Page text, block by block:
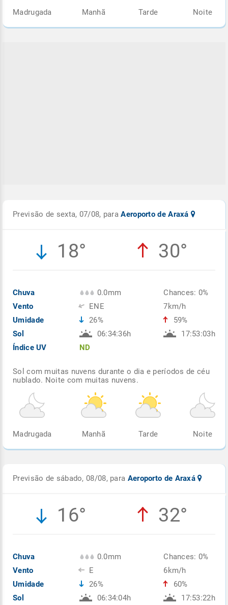
Madrugada Manhã Tarde Noite
Previsão de sexta, 07/08, paraAeroporto de Araxá
18° 30°
Chuva
Vento
Umidade
Sol
Índice UV
0.0mm
ENE
26%
06:34:36h
ND
Chances: 0%
7km/h
59%
17:53:03h
Sol com muitas nuvens durante o dia e períodos de céu
nublado. Noite com muitas nuvens.
Madrugada Manhã Tarde Noite
Previsão de sábado, 08/08, para Aeroporto de Araxá
16° 32°
Chuva
Vento
Umidade
Sol
0.0mm
E
26%
06:34:04h
Chances: 0%
6km/h
60%
17:53:22h